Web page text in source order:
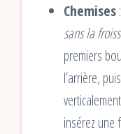
Chemises
sans la
premiers
l’arrière,
insérez une